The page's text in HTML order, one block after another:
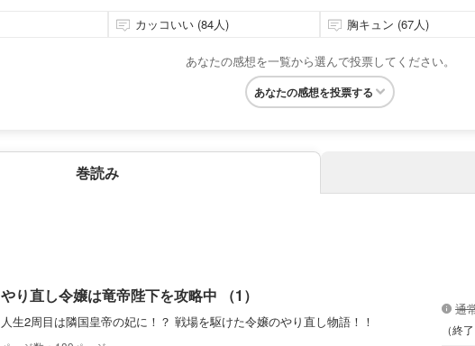
カッコいい (84人) 胸キュン (67人)
あなたの感想を一覧から選んで投票してください。
あなたの感想を投票する
巻読み
やり直し令嬢は竜帝陛下を攻略中 （1）
人生2周目は隣国皇帝の妃に！？ 戦場を駆けた令嬢のやり直し物語！！
通
（終